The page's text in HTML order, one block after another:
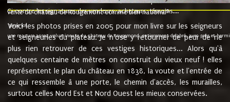
Ci contre les signatures des vendeurs, acheteurs, témoins....
vente du château de Rougemont comme bien national9.
"3ème lot
une mazure assez volumineuse du chateau de Rougemond, entierement delabré, avec près et
Voici les photos prises en 2005 pour mon livre sur les seigneurs
et seigneuries du plateau. Je n'ose y retourner de peur de ne
plus rien retrouver de ces vestiges historiques... Alors qu'à
quelques centaine de mètres on construit du vieux neuf ! elles
représentent le plan du château en 1838, la voute et l'entrée de
ce qui ressemble à une porte, le chemin d'accès, les murailles,
surtout celles Nord Est et Nord Ouest les mieux conservées.